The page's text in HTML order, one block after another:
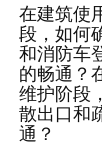
在建筑使
段，如何
和消防车
的畅通？
维护阶段
散出口和
通？